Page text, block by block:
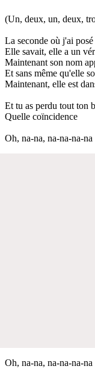
(Un, deux, un, deux,
La seconde où j'ai
Elle savait, elle a un
Maintenant son nom
Et sans même qu'elle
Maintenant, elle est
Et tu as perdu tout ton
Quelle coïncidence
Oh, na-na, na-na-na-na
Oh, na-na, na-na-na-na